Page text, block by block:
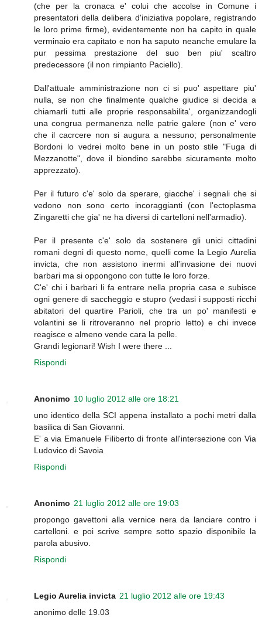
(che per la cronaca e' colui che accolse in Comune i
presentatori della delibera d'iniziativa popolare, registrando
le loro prime firme), evidentemente non ha capito in quale
verminaio era capitato e non ha saputo neanche emulare la
pur pessima prestazione del suo ben piu' scaltro
predecessore (il non rimpianto Paciello).
Dall'attuale amministrazione non ci si puo' aspettare piu'
nulla, se non che finalmente qualche giudice si decida a
chiamarli tutti alle proprie responsabilita', organizzandogli
una congrua permanenza nelle patrie galere (non e' vero
che il cacrcere non si augura a nessuno; personalmente
Bordoni lo vedrei molto bene in un posto stile "Fuga di
Mezzanotte", dove il biondino sarebbe sicuramente molto
apprezzato).
Per il futuro c'e' solo da sperare, giacche' i segnali che si
vedono non sono certo incoraggianti (con l'ectoplasma
Zingaretti che gia' ne ha diversi di cartelloni nell'armadio).
Per il presente c'e' solo da sostenere gli unici cittadini
romani degni di questo nome, quelli come la Legio Aurelia
invicta, che non assistono inermi all'invasione dei nuovi
barbari ma si oppongono con tutte le loro forze.
C'e' chi i barbari li fa entrare nella propria casa e subisce
ogni genere di saccheggio e stupro (vedasi i supposti ricchi
abitatori del quartire Parioli, che tra un po' manifesti e
volantini se li ritroveranno nel proprio letto) e chi invece
reagisce e almeno vende cara la pelle.
Grandi legionari! Wish I were there ...
Rispondi
Anonimo 10 luglio 2012 alle ore 18:21
uno identico della SCI appena installato a pochi metri dalla
basilica di San Giovanni.
E' a via Emanuele Filiberto di fronte all'intersezione con Via
Ludovico di Savoia
Rispondi
Anonimo 21 luglio 2012 alle ore 19:03
propongo gavettoni alla vernice nera da lanciare contro i
cartelloni. e poi scrive sempre sotto spazio disponibile la
parola abusivo.
Rispondi
Legio Aurelia invicta 21 luglio 2012 alle ore 19:43
anonimo delle 19.03